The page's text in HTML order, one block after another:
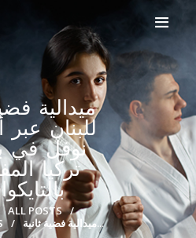
ميدالية
للبنان
نوفل في
تركيا
ALL POSTS
ميدالية فضية ثانية...